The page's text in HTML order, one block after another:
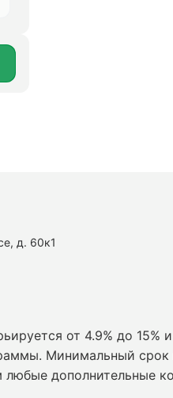
д. 60к1
от 4.9% до 15%
Минимальный срок
дополнительные